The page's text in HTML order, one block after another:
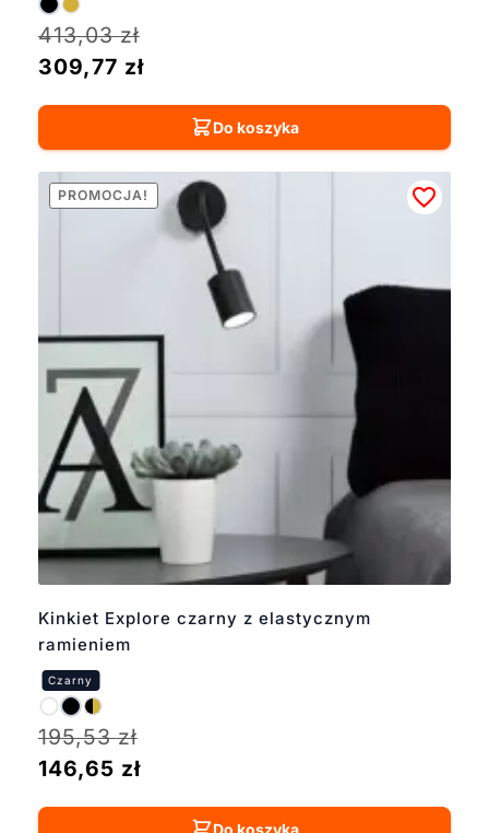
413,03zł
309,77 zł
Do koszyka
Kinkiet Explore czarny z elastycznym
ramieniem
PROMOCJA!
195,53zł
146,65 zł
Do koszyka